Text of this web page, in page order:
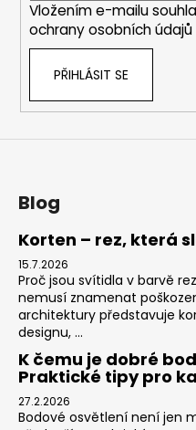
Vložením e-mailu
ochrany osobních údajů
PŘIHLÁSIT SE
Blog
Korten – rez, která
15.7.2026
Proč jsou svítidla v barvě
nemusí znamenat
architektury představuje
designu, ...
K čemu je dobré
Praktické tipy pro
27.2.2026
Bodové osvětlení není jen